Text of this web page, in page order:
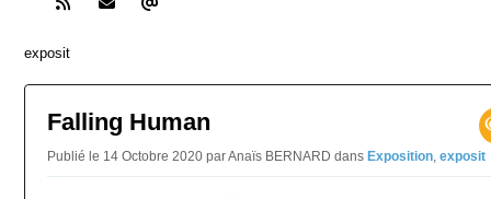
exposit
Falling Human
Publié le 14 Octobre 2020 par Anaïs BERNARD dans Exposition, exposit